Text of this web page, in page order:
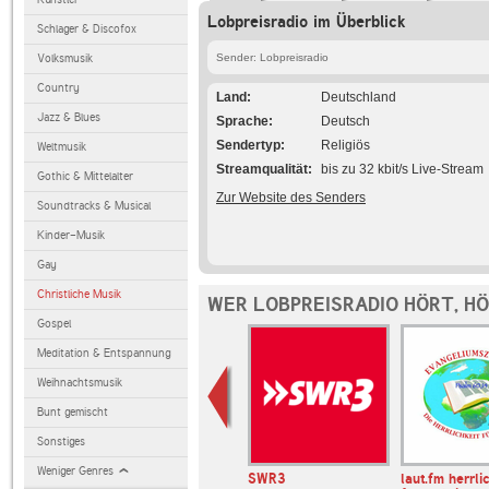
Schlager & Discofox
Volksmusik
Country
Jazz & Blues
Weltmusik
Gothic & Mittelalter
Soundtracks & Musical
Kinder-Musik
Gay
Christliche Musik
Gospel
Meditation & Entspannung
Weihnachtsmusik
Bunt gemischt
Sonstiges
Weniger Genres
Lobpreisradio im Überblick
Sender: Lobpreisradio
Land
Deutschland
Sprache
Deutsch
Sendertyp
Religiös
Streamqualität
bis zu 32 kbit/s Live-Stream
Zur Website des Senders
WER LOBPREISRADIO HÖRT,
laut.fm radio-bremen SWR3
laut.fm